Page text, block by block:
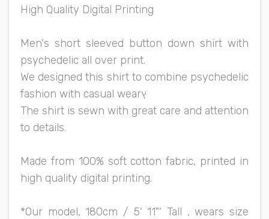
High Quality Digital Printing
Men's short sleeved button down shirt with
psychedelic all over print.
We designed this shirt to combine psychedelic
fashion with casual wearץ
The shirt is sewn with great care and attention
to details.
Made from 100% soft cotton fabric, printed in
high quality digital printing.
*Our model, 180cm / 5' 11"' Tall , wears size